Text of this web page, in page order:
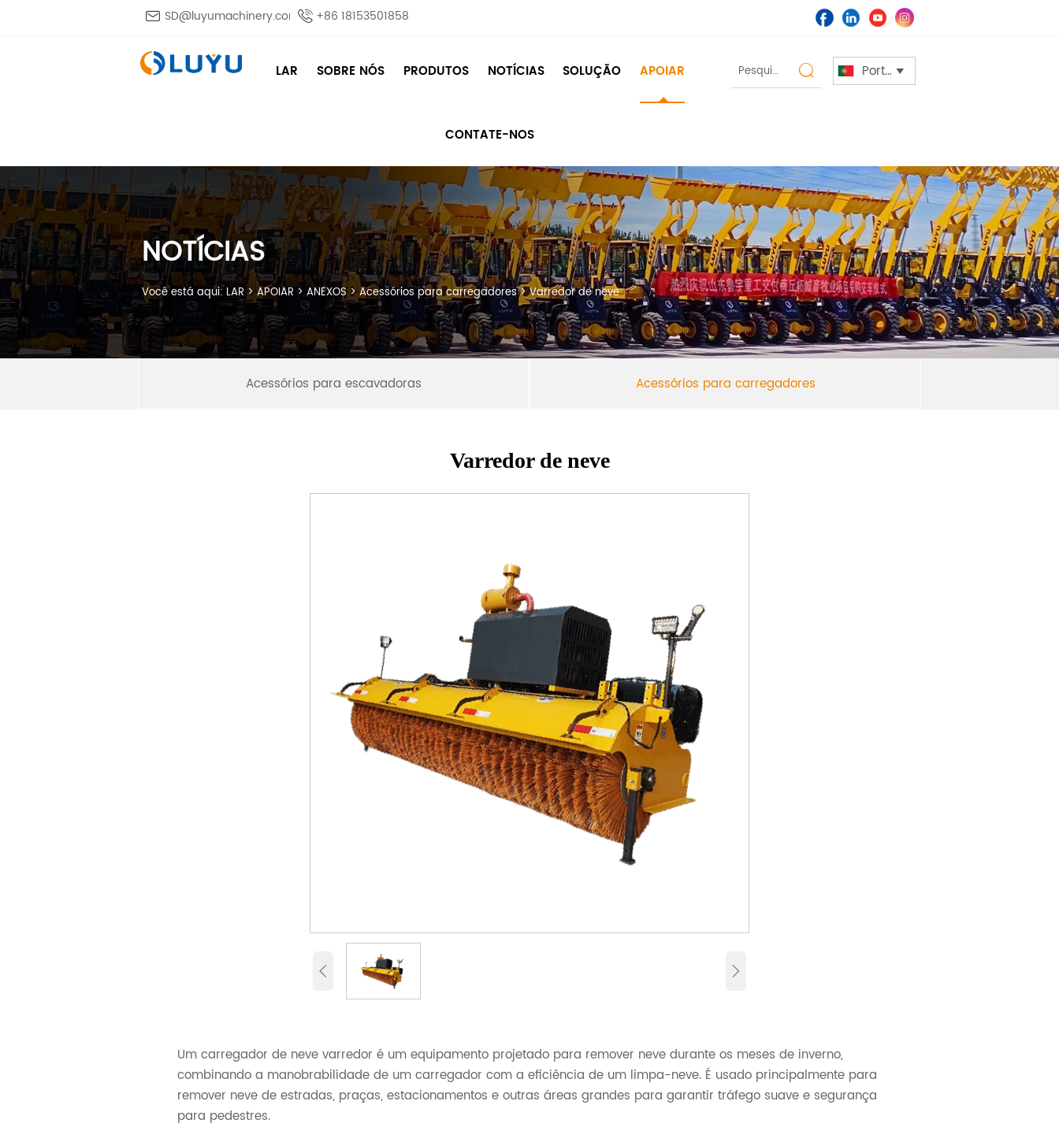
 SD@luyumachinery.com +86 18153501858
LAR SOBRE NÓS PRODUTOS NOTÍCIAS SOLUÇÃO APOIAR
CONTATE-NOS
 Português 
NOTÍCIAS
Você está aqui:LAR>APOIAR>ANEXOS>Acessórios para carregadores>Varredor de neve
Acessórios para escavadoras Acessórios para carregadores
Varredor de neve
 
Um carregador de neve varredor é um equipamento projetado para remover neve durante os meses de inverno,
combinando a manobrabilidade de um carregador com a eficiência de um limpa-neve. É usado principalmente para
remover neve de estradas, praças, estacionamentos e outras áreas grandes para garantir tráfego suave e segurança
para pedestres.